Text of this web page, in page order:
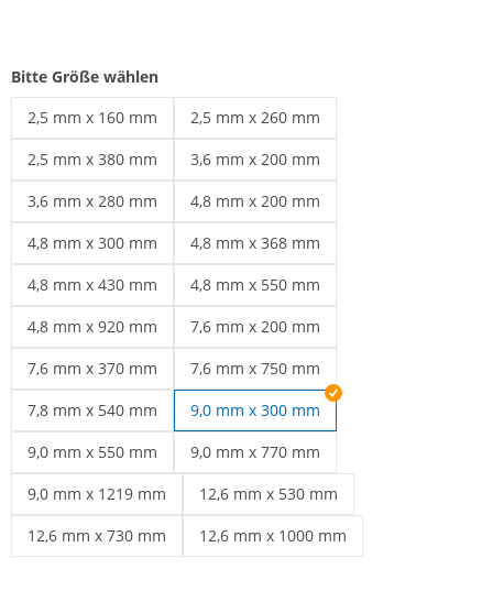
Bitte Größe wählen
2,5 mm x 160 mm
Kabelbinder schwarz | 2,5 mm x 160 mm
2,5 mm x 260 mm
Kabelbinder schwarz | 2,5 mm x 260 mm
2,5 mm x 380 mm
Kabelbinder schwarz | 2,5 mm x 380 mm
3,6 mm x 200 mm
Kabelbinder schwarz | 3,6 mm x 200 mm
3,6 mm x 280 mm
Kabelbinder schwarz | 3,6 mm x 280 mm
4,8 mm x 200 mm
Kabelbinder 4,8 | 4,8 mm x 200 mm
4,8 mm x 300 mm
UV beständige Kabelbinder | 4,8 mm x 300 mm
4,8 mm x 368 mm
Wetterfeste Kabelbinder | 4,8 mm x 368
4,8 mm x 430 mm
Kabelbinder schwarz | 4,8 mm x 430 mm
4,8 mm x 550 mm
Kabelbinder schwarz | 4,8 mm x 550 mm
4,8 mm x 920 mm
Kabelbinder schwarz | 4,8 mm x 920 mm
7,6 mm x 200 mm
Kabelbinder schwarz | 7,6 mm x 200 mm
7,6 mm x 370 mm
Schwarze Kabelbinder | 7,6 mm x 370 mm
7,6 mm x 750 mm
Kabelbinder schwarz | 7,6 mm x 750 mm
7,8 mm x 540 mm
Kabelbinder über 50 cm | 7,8 mm x 540 mm
9,0 mm x 300 mm
9,0 mm x 550 mm
Kabelbinder schwarz | 9,0 mm x 550 mm
9,0 mm x 770 mm
Kabelbinder schwarz | 9,0 mm x 770 mm
9,0 mm x 1219 mm
Kabelbinder schwarz | 9,0 mm x 1219 mm
12,6 mm x 530 mm
Kabelbinder schwarz | 12,6 mm x 530
12,6 mm x 730 mm
12,6 mm x 1000 mm